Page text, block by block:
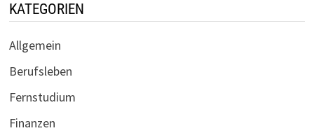
KATEGORIEN
Allgemein
Berufsleben
Fernstudium
Finanzen